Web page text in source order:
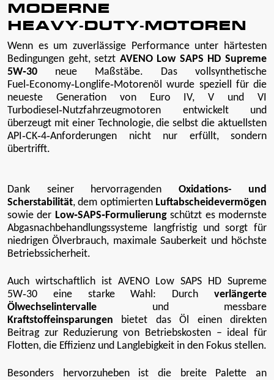
MODERNE
HEAVY‑DUTY‑MOTOREN
Wenn es um zuverlässige Performance unter härtesten
Bedingungen geht, setzt AVENO Low SAPS HD Supreme
5W‑30 neue Maßstäbe. Das vollsynthetische
Fuel‑Economy‑Longlife‑Motorenöl wurde speziell für die
neueste Generation von Euro IV, V und VI
Turbodiesel‑Nutzfahrzeugmotoren entwickelt und
überzeugt mit einer Technologie, die selbst die aktuellsten
API‑CK‑4‑Anforderungen nicht nur erfüllt, sondern
übertrifft.
Dank seiner hervorragenden Oxidations- und
Scherstabilität, dem optimierten Luftabscheidevermögen
sowie der Low‑SAPS‑Formulierungschützt es modernste
Abgasnachbehandlungssysteme langfristig und sorgt für
niedrigen Ölverbrauch, maximale Sauberkeit und höchste
Betriebssicherheit.
Auch wirtschaftlich ist AVENO Low SAPS HD Supreme
5W‑30 eine starke Wahl: Durch verlängerte
Ölwechselintervalle und messbare
Kraftstoffeinsparungen bietet das Öl einen direkten
Beitrag zur Reduzierung von Betriebskosten – ideal für
Flotten, die Effizienz und Langlebigkeit in den Fokus stellen.
Besonders hervorzuheben ist die breite Palette an